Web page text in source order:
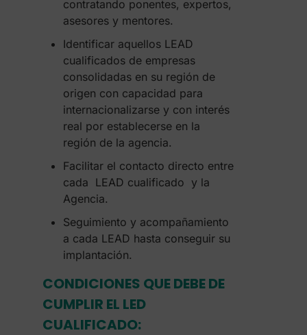
contratando ponentes, expertos,
asesores y mentores.
Identificar aquellos LEAD
cualificados de empresas
consolidadas en su región de
origen con capacidad para
internacionalizarse y con interés
real por establecerse en la
región de la agencia.
Facilitar el contacto directo entre
cada LEAD cualificado y la
Agencia.
Seguimiento y acompañamiento
a cada LEAD hasta conseguir su
implantación.
CONDICIONES QUE DEBE DE
CUMPLIR EL LED
CUALIFICADO: